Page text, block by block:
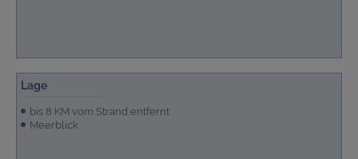
Lage
bis 8 KM vom Strand entfernt
Meerblick